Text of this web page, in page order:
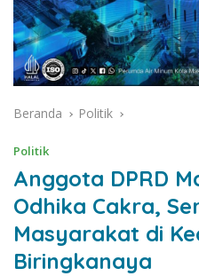
Beranda Politik
Politik
Anggota DPRD
Odhika Cakra,
Masyarakat di
Biringkanaya